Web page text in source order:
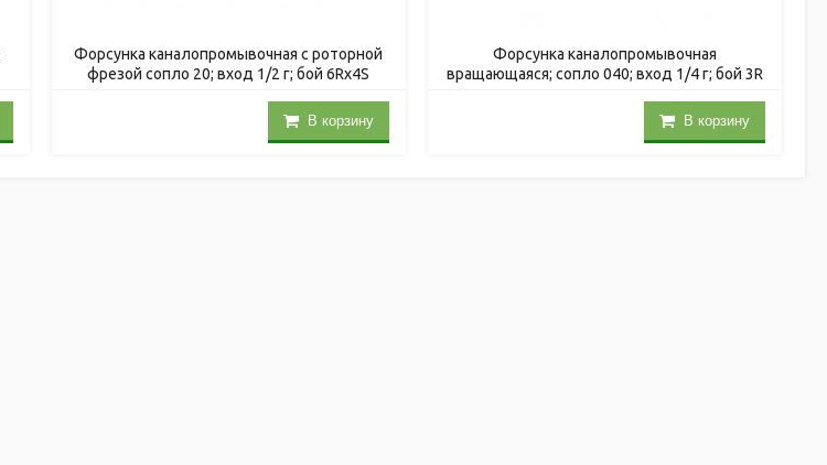
Форсунка каналопромывочная с роторной
фрезой сопло 20; вход 1/2 г; бой 6Rх4S
В корзину
Форсунка каналопромывочная
вращающаяся; сопло 040; вход 1/4 г; бой 3R
В корзину